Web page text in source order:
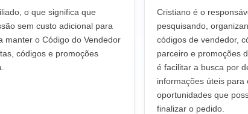
o que significa que
sem custo adicional para
manter o Código do Vendedor
códigos e promoções
Cristiano é o
pesquisando,
códigos de vendedor,
parceiro e promoções
é facilitar a busca por
informações úteis
oportunidades que
finalizar o pedido.